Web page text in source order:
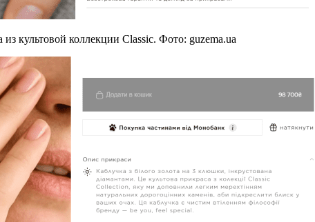
культовой коллекции Classic. Фото: guzema.ua